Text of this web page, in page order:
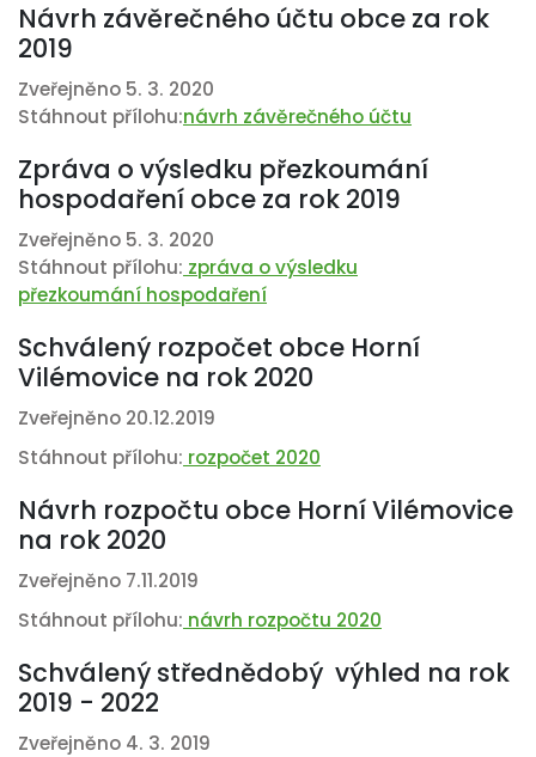
Návrh závěrečného účtu obce za rok
2019
Zveřejněno 5. 3. 2020
Stáhnout přílohu:návrh závěrečného účtu
Zpráva o výsledku přezkoumání
hospodaření obce za rok 2019
Zveřejněno 5. 3. 2020
Stáhnout přílohu: zpráva o výsledku
přezkoumání hospodaření
Schválený rozpočet obce Horní
Vilémovice na rok 2020
Zveřejněno 20.12.2019
Stáhnout přílohu: rozpočet 2020
Návrh rozpočtu obce Horní Vilémovice
na rok 2020
Zveřejněno 7.11.2019
Stáhnout přílohu: návrh rozpočtu 2020
Schválený střednědobý výhled na rok
2019 - 2022
Zveřejněno 4. 3. 2019